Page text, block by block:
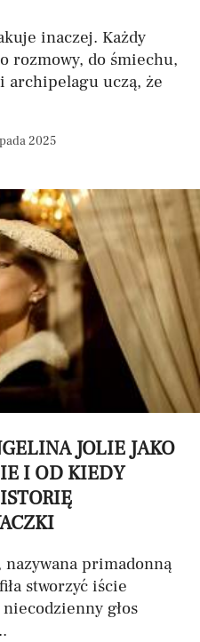
inaczej. Każdy
rozmowy, do śmiechu,
archipelagu uczą, że
2025
JOLIE JAKO
I OD KIEDY
primadonną
stworzyć iście
głos